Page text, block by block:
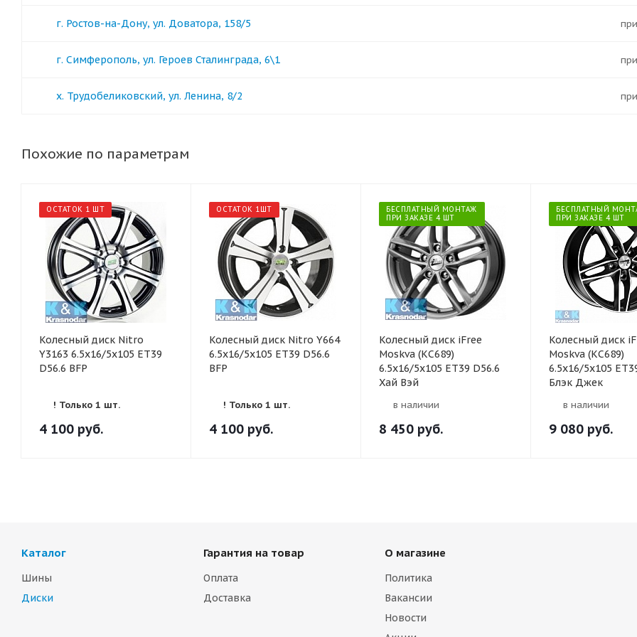
г. Ростов-на-Дону, ул. Доватора, 158/5
г. Симферополь, ул. Героев Сталинграда, 6\1
х. Трудобеликовский, ул. Ленина, 8/2
Похожие по параметрам
ОСТАТОК 1 ШТ
Колесный диск Nitro
Y3163 6.5x16/5x105 ET39
D56.6 BFP
! Только 1 шт.
4 100 руб.
ОСТАТОК 1ШТ
Колесный диск Nitro Y664
6.5x16/5x105 ET39 D56.6
BFP
! Только 1 шт.
4 100 руб.
БЕСПЛАТНЫЙ МОНТАЖ
ПРИ ЗАКАЗЕ 4 ШТ
Колесный диск iFree
Moskva (КС689)
6.5x16/5x105 ET39 D56.6
Хай Вэй
в наличии
8 450 руб.
БЕСПЛАТНЫЙ
ПРИ ЗАКАЗЕ 4 ШТ
Колесный диск
Moskva (КС689)
6.5x16/5x105
Блэк Джек
в наличии
9 080 руб.
Каталог
Шины
Диски
Гарантия на товар
Оплата
Доставка
О магазине
Политика
Вакансии
Новости